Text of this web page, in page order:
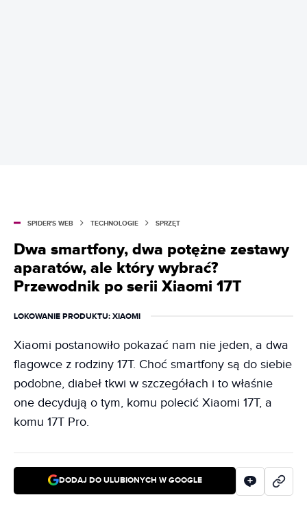
SPIDER'S WEB TECHNOLOGIE SPRZĘT
Dwa smartfony, dwa potężne zestawy
aparatów, ale który wybrać?
Przewodnik po serii Xiaomi 17T
LOKOWANIE PRODUKTU: XIAOMI
Xiaomi postanowiło pokazać nam nie jeden, a dwa
flagowce z rodziny 17T. Choć smartfony są do siebie
podobne, diabeł tkwi w szczegółach i to właśnie
one decydują o tym, komu polecić Xiaomi 17T, a
komu 17T Pro.
DODAJ DO ULUBIONYCH W GOOGLE